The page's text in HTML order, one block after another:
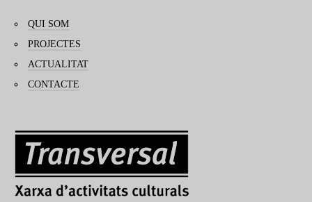
QUI SOM
PROJECTES
ACTUALITAT
CONTACTE